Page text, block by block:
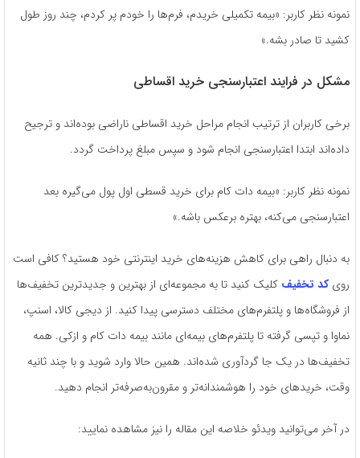
نمونه نظر کاربر: «بیمه تکمیلی خریدم، فرم‌ها را خودم پر کردم، چند روز طول
کشید تا صادر بشه.»
مشکل در فرایند اعتبارسنجی خرید اقساطی
برخی کاربران از ترتیب انجام مراحل خرید اقساطی ناراضی بوده‌اند و ترجیح
داده‌اند ابتدا اعتبارسنجی انجام شود و سپس مبلغ پرداخت گردد.
نمونه نظر کاربر: «بیمه دات کام برای خرید قسطی اول پول می‌گیره بعد
اعتبارسنجی می‌کنه، بهتره برعکس باشه.»
به دنبال راهی برای کاهش هزینه‌های خرید اینترنتی خود هستید؟ کافی است
رویکد تخفیف کلیک کنید تا به مجموعه‌ای از بهترین و جدیدترین تخفیف‌ها
از فروشگاه‌ها و پلتفرم‌های مختلف دسترسی پیدا کنید. از دیجی کالا، اسنپ،
نماوا و تپسی گرفته تا پلتفرم‌های بیمه‌ای مانند بیمه دات کام و ازکی. همه
تخفیف‌ها در یک جا گردآوری شده‌اند. همین حالا وارد شوید و با چند ثانیه
وقت، خریدهای خود را هوشمندانه‌تر و مقرون‌به‌صرفه‌تر انجام دهید.
در آخر می‌توانید ویدئو خلاصه این مقاله را نیز مشاهده نمایید: